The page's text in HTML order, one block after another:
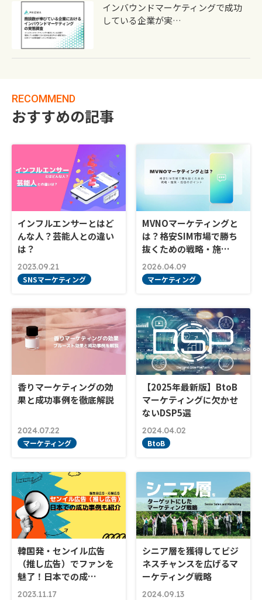
インバウンドマーケティングで成功
している企業が実…
RECOMMEND
おすすめの記事
インフルエンサーとはど
んな人？芸能人との違い
は？
2023.09.21
SNSマーケティング
MVNOマーケティングと
は？格安SIM市場で勝ち
抜くための戦略・施…
2026.04.09
マーケティング
香りマーケティングの効
果と成功事例を徹底解説
2024.07.22
マーケティング
【2025年最新版】BtoB
マーケティングに欠かせ
ないDSP5選
2024.04.02
BtoB
韓国発・センイル広告
（推し広告）でファンを
魅了！日本での成…
2023.11.17
シニア層を獲得してビジ
ネスチャンスを広げるマ
ーケティング戦略
2024.09.13